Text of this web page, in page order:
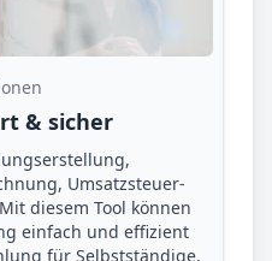
& sicher
Umsatzsteuer­
diesem Tool können
einfach und effizient
für Selbstständige,